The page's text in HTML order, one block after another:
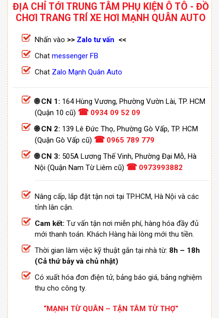
ĐỊA CHỈ TỚI TRUNG TÂM PHỤ KIỆN Ô TÔ - ĐỒ
CHƠI TRANG TRÍ XE HƠI MẠNH QUÂN AUTO
Nhấn vào >> Zalo tư vấn <<
Chat messenger FB
Chat Zalo Mạnh Quân Auto
🌐 CN 1: 164 Hùng Vương, Phường Vườn Lài, TP. HCM
(Quận 10 cũ) ☎ 0934 09 52 09
🌐 CN 2: 139 Lê Đức Thọ, Phường Gò Vấp, TP. HCM
(Quận Gò Vấp cũ) ☎ 0965 789 779
🌐 CN 3: 505A Lương Thế Vinh, Phường Đại Mỗ, Hà
Nội (Quận Nam Từ Liêm cũ) ☎ 0973993882
Nâng cấp, lắp đặt tận nơi tại TP.HCM, Hà Nội và các
tỉnh lân cận.
Cam kết: Tư vấn tận nơi miễn phí, hàng hóa đầy đủ
mới thanh toán. Khách Hàng hài lòng mới thu tiền.
Thời gian làm việc kỹ thuật gắn tại nhà từ: 8h – 18h
(Cả thứ bảy và chủ nhật)
Có xuất hóa đơn điện tử, bảng báo giá, bảng nghiệm
thu cho công ty.
“MẠNH TỪ QUÂN – TẬN TÂM TỪ THỢ”